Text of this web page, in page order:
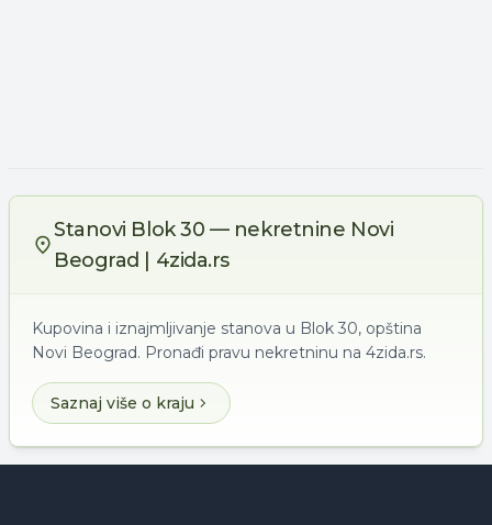
Stanovi Blok 30 — nekretnine Novi
Beograd | 4zida.rs
Kupovina i iznajmljivanje stanova u Blok 30, opština
Novi Beograd. Pronađi pravu nekretninu na 4zida.rs.
Saznaj više o kraju